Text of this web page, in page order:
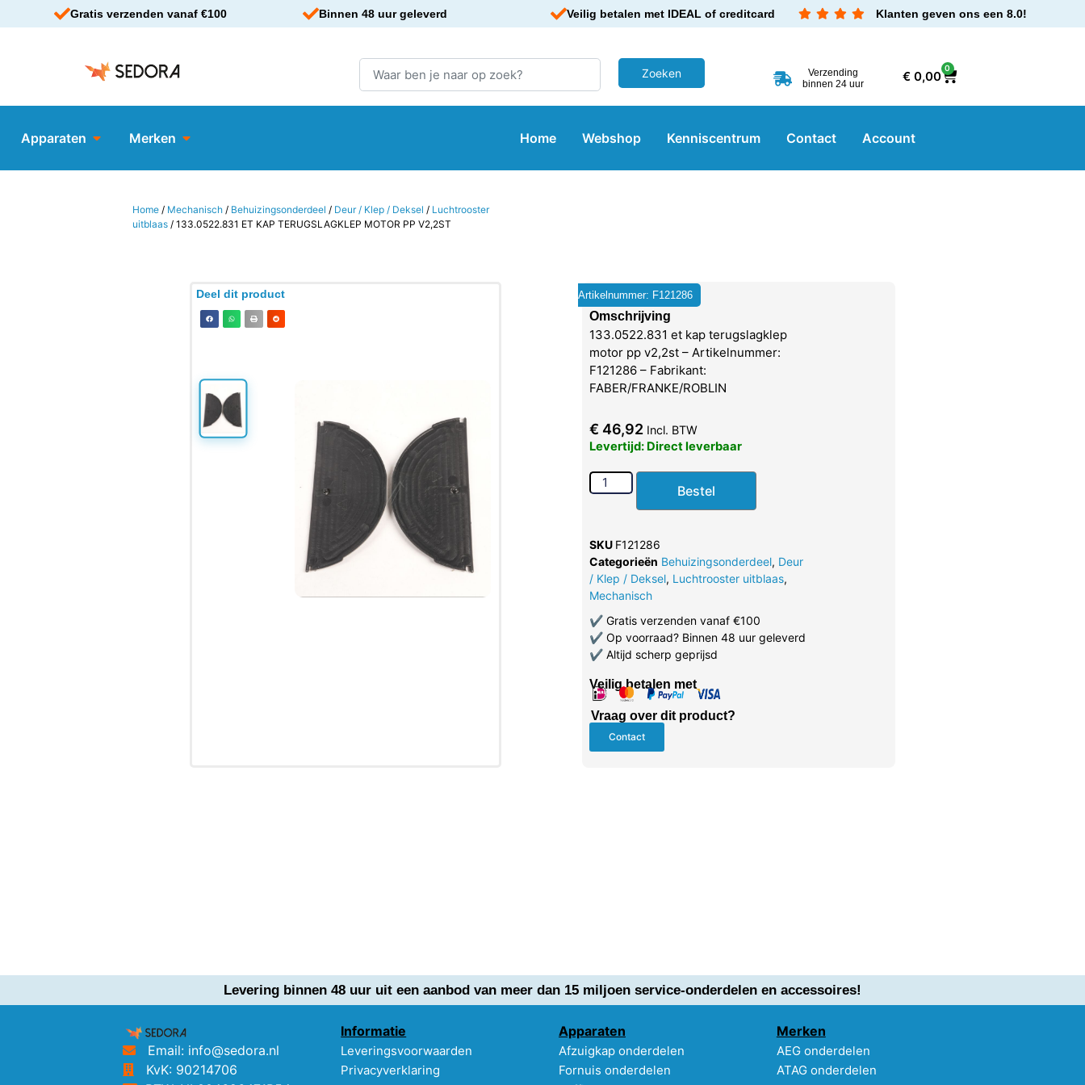
Gratis verzenden vanaf €100 Binnen 48 uur geleverd Veilig betalen met IDEAL of creditcard Klanten geven ons een 8.0!
Verzending
binnen 24 uur
€0,00
0
Apparaten Merken Home Webshop Kenniscentrum Contact Account
Home / Mechanisch / Behuizingsonderdeel / Deur / Klep / Deksel / Luchtrooster
uitblaas / 133.0522.831 ET KAP TERUGSLAGKLEP MOTOR PP V2,2ST
Deel dit product Artikelnummer: F121286
Omschrijving
133.0522.831 et kap terugslagklep
motor pp v2,2st – Artikelnummer:
F121286 – Fabrikant:
FABER/FRANKE/ROBLIN
€ 46,92 Incl. BTW
Levertijd: Direct leverbaar
Bestel
SKU F121286
Categorieën Behuizingsonderdeel, Deur
/ Klep / Deksel, Luchtrooster uitblaas,
Mechanisch
✔Gratis verzenden vanaf €100
✔Op voorraad? Binnen 48 uur geleverd
✔Altijd scherp geprijsd
Veilig betalen met
Vraag over dit product?
Contact
Levering binnen 48 uur uit een aanbod van meer dan 15 miljoen service-onderdelen en accessoires!
Email: info@sedora.nl
KvK: 90214706
Informatie
Leveringsvoorwaarden
Privacyverklaring
Apparaten
Afzuigkap onderdelen
Fornuis onderdelen
Merken
AEG onderdelen
ATAG onderdelen